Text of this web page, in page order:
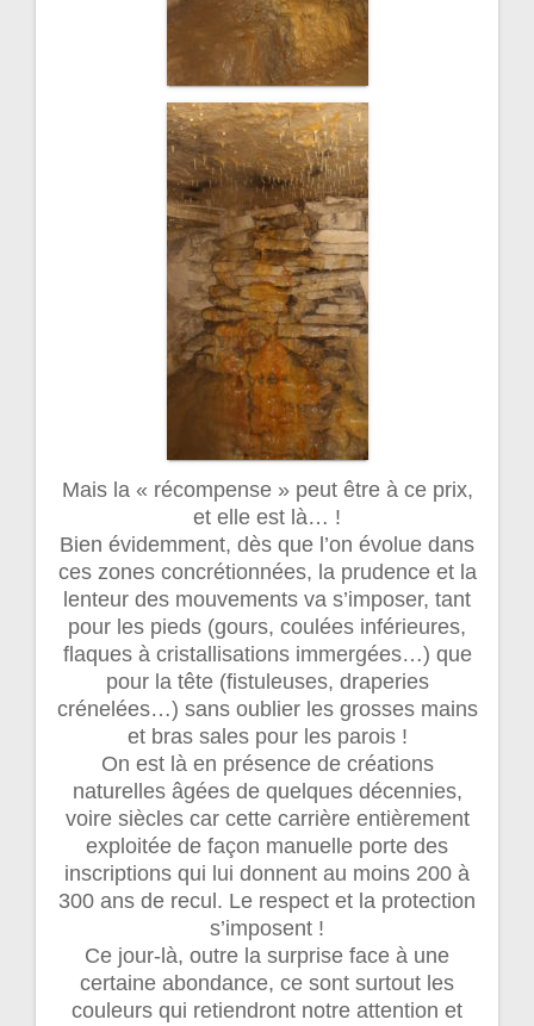
Mais la « récompense » peut être à ce prix,
et elle est là… !
Bien évidemment, dès que l’on évolue dans
ces zones concrétionnées, la prudence et la
lenteur des mouvements va s’imposer, tant
pour les pieds (gours, coulées inférieures,
flaques à cristallisations immergées…) que
pour la tête (fistuleuses, draperies
crénelées…) sans oublier les grosses mains
et bras sales pour les parois !
On est là en présence de créations
naturelles âgées de quelques décennies,
voire siècles car cette carrière entièrement
exploitée de façon manuelle porte des
inscriptions qui lui donnent au moins 200 à
300 ans de recul. Le respect et la protection
s’imposent !
Ce jour-là, outre la surprise face à une
certaine abondance, ce sont surtout les
couleurs qui retiendront notre attention et